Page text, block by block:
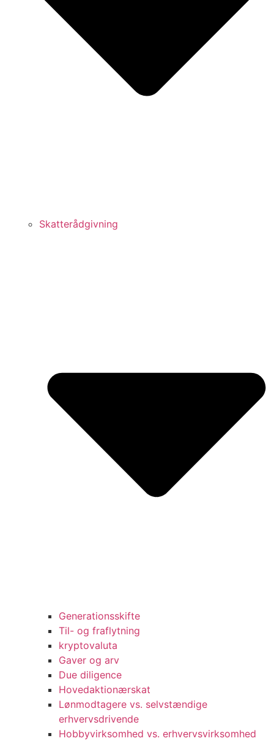
Skatterådgivning
Generationsskifte
Til- og fraflytning
kryptovaluta
Gaver og arv
Due diligence
Hovedaktionærskat
Lønmodtagere vs. selvstændige
erhvervsdrivende
Hobbyvirksomhed vs. erhvervsvirksomhed